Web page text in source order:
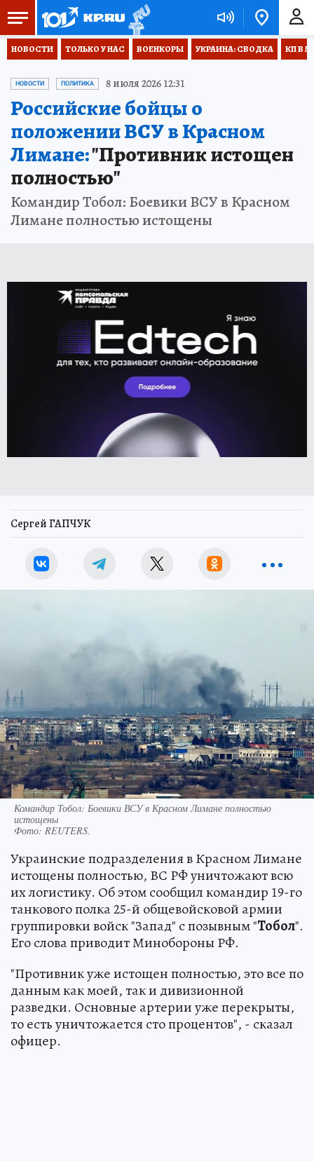
НОВОСТИ ТОЛЬКО У НАС ВОЕНКОРЫ УКРАИНА: СВОДКА КП В
НОВОСТИ ПОЛИТИКА 8 июля 2026 12:31
Российские бойцы о
положении ВСУ в Красном
Лимане:"Противник истощен
полностью"
Командир Тобол: Боевики ВСУ в Красном
Лимане полностью истощены
Сергей ГАПЧУК
Командир Тобол: Боевики ВСУ в Красном Лимане полностью
истощены
Фото: REUTERS.
Украинские подразделения в Красном Лимане
истощены полностью, ВС РФ уничтожают всю
их логистику. Об этом сообщил командир 19-го
танкового полка 25-й общевойсковой армии
группировки войск "Запад" с позывным "Тобол".
Его слова приводит Минобороны РФ.
"Противник уже истощен полностью, это все по
данным как моей, так и дивизионной
разведки. Основные артерии уже перекрыты,
то есть уничтожается сто процентов", - сказал
офицер.